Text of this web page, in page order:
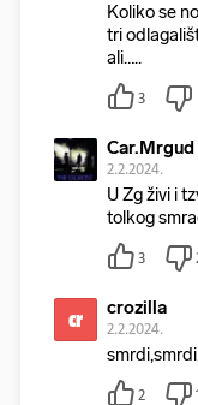
Koliko se
tri
ali…..
3
Car.Mrgud
2.2.2024.
U Zg živi i
tolkog
3
cr crozilla
2.2.2024.
2